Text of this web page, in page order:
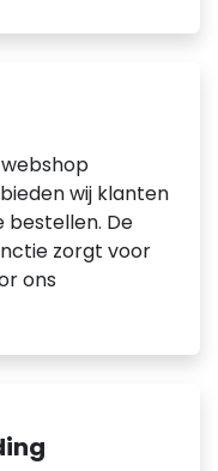
bieden wij klanten
bestellen. De
zorgt voor
ons